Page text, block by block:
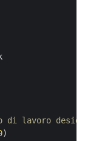
lavoro
)